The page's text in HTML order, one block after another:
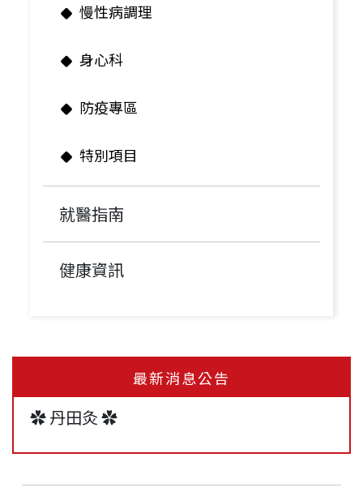
慢性病調理
身心科
防疫專區
特別項目
就醫指南
健康資訊
最新消息公告
承恩大橋中醫診所 12月起門診表
✿ 丹田灸 ✿